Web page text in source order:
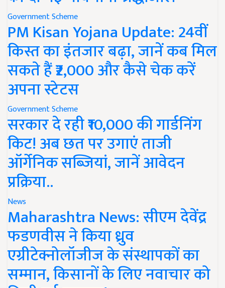
Government Scheme
PM Kisan Yojana Update: 24वीं
किस्त का इंतजार बढ़ा, जानें कब मिल
सकते हैं ₹2,000 और कैसे चेक करें
अपना स्टेटस
Government Scheme
सरकार दे रही ₹10,000 की गार्डनिंग
किट! अब छत पर उगाएं ताजी
ऑर्गेनिक सब्जियां, जानें आवेदन
प्रक्रिया..
News
Maharashtra News: सीएम देवेंद्र
फडणवीस ने किया ध्रुव
एग्रीटेक्नोलॉजीज के संस्थापकों का
सम्मान, किसानों के लिए नवाचार को